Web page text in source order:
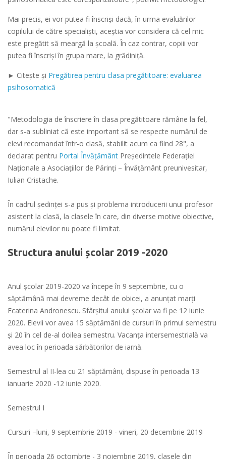
Mai precis, ei vor putea fi înscriși dacă, în urma evaluărilor
copilului de către specialiști, aceștia vor considera că cel mic
este pregătit să meargă la școală. În caz contrar, copiii vor
putea fi înscriși în grupa mare, la grădiniță.
► Citește și Pregătirea pentru clasa pregătitoare: evaluarea
psihosomatică
"Metodologia de înscriere în clasa pregătitoare rămâne la fel,
dar s-a subliniat că este important să se respecte numărul de
elevi recomandat într-o clasă, stabilit acum ca fiind 28", a
declarat pentru Portal Învăţământ Preşedintele Federaţiei
Naţionale a Asociaţiilor de Părinţi – Învăţământ preunivesitar,
Iulian Cristache.
În cadrul şedinţei s-a pus şi problema introducerii unui profesor
asistent la clasă, la clasele în care, din diverse motive obiective,
numărul elevilor nu poate fi limitat.
Structura anului școlar 2019 -2020
Anul şcolar 2019-2020 va începe în 9 septembrie, cu o
săptămână mai devreme decât de obicei, a anunţat marţi
Ecaterina Andronescu. Sfârşitul anului şcolar va fi pe 12 iunie
2020. Elevii vor avea 15 săptămâni de cursuri în primul semestru
şi 20 în cel de-al doilea semestru. Vacanţa intersemestrială va
avea loc în perioada sărbătorilor de iarnă.
Semestrul al II-lea cu 21 săptămâni, dispuse în perioada 13
ianuarie 2020 -12 iunie 2020.
Semestrul I
Cursuri –luni, 9 septembrie 2019 - vineri, 20 decembrie 2019
În perioada 26 octombrie - 3 noiembrie 2019, clasele din